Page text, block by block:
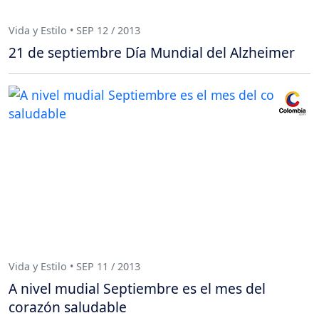
Vida y Estilo • SEP 12 / 2013
21 de septiembre Día Mundial del Alzheimer
Vida y Estilo • SEP 11 / 2013
A nivel mudial Septiembre es el mes del
corazón saludable